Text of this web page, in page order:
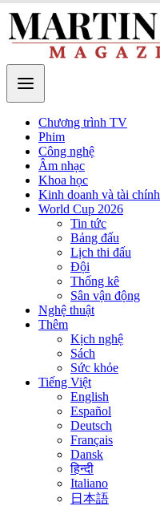
Chương trình TV
Phim
Công nghệ
Âm nhạc
Khoa học
Kinh doanh và tài chính
World Cup 2026
Tin tức
Bảng đấu
Lịch thi đấu
Đội
Thống kê
Sân vận động
Nghệ thuật
Thêm
Kịch nghệ
Sách
Sức khỏe
Tiếng Việt
English
Español
Deutsch
Français
Dansk
हिन्दी
Italiano
日本語